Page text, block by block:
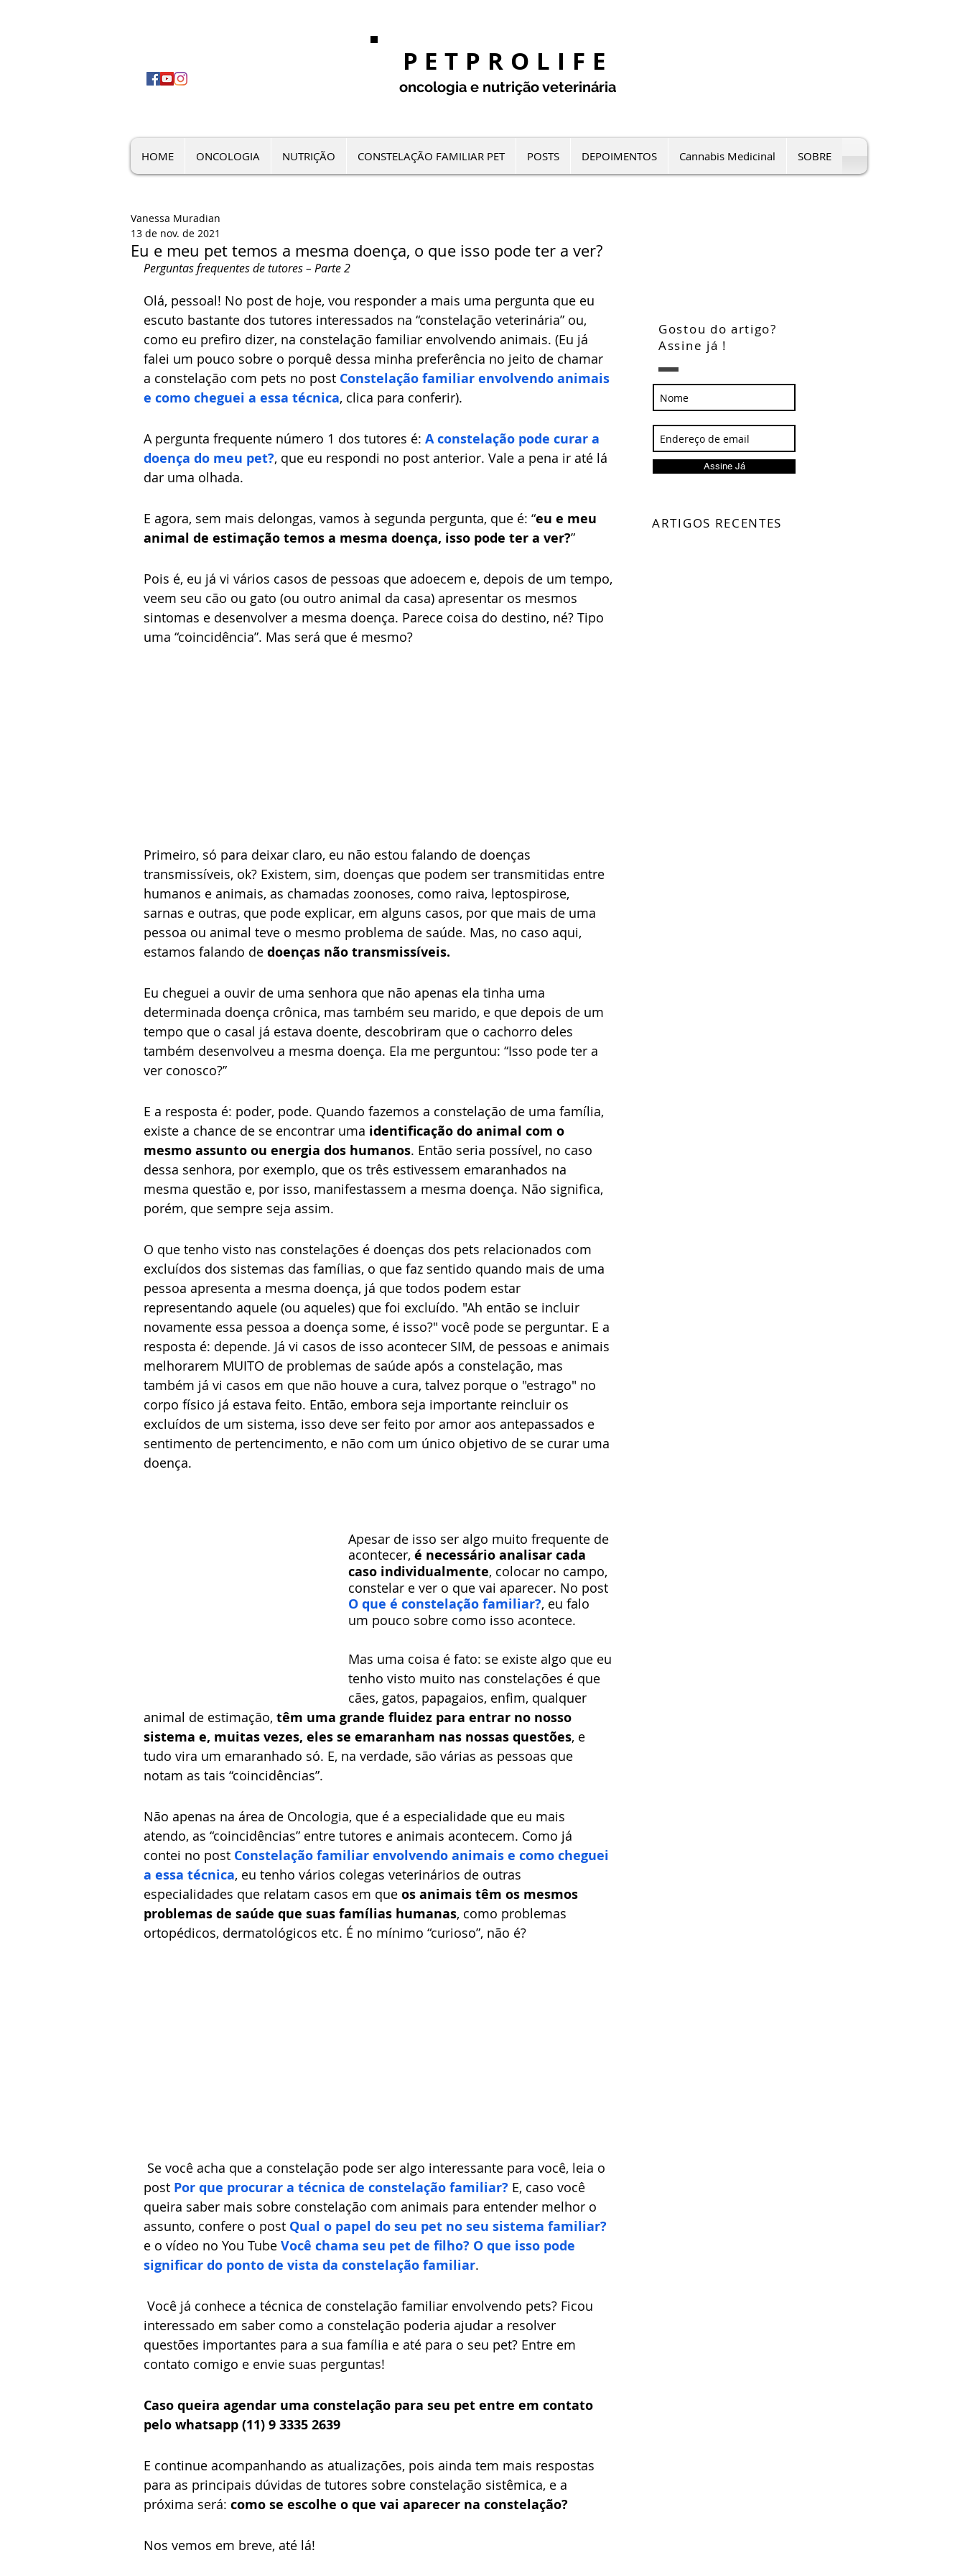
PETPROLIFE
oncologia e nutrição veterinária
HOME ONCOLOGIA NUTRIÇÃO CONSTELAÇÃO FAMILIAR PET POSTS DEPOIMENTOS Cannabis Medicinal SOBRE
Eu e meu pet temos a mesma doença, o que isso pode ter a ver?
Vanessa Muradian
13 de nov. de 2021
Perguntas frequentes de tutores – Parte 2
Olá, pessoal! No post de hoje, vou responder a mais uma pergunta que eu
escuto bastante dos tutores interessados na “constelação veterinária” ou,
como eu prefiro dizer, na constelação familiar envolvendo animais. (Eu já
falei um pouco sobre o porquê dessa minha preferência no jeito de chamar
a constelação com pets no post Constelação familiar envolvendo animais
e como cheguei a essa técnica, clica para conferir).
A pergunta frequente número 1 dos tutores é: A constelação pode curar a
doença do meu pet?, que eu respondi no post anterior. Vale a pena ir até lá
dar uma olhada.
E agora, sem mais delongas, vamos à segunda pergunta, que é: “eu e meu
animal de estimação temos a mesma doença, isso pode ter a ver?”
Pois é, eu já vi vários casos de pessoas que adoecem e, depois de um tempo,
veem seu cão ou gato (ou outro animal da casa) apresentar os mesmos
sintomas e desenvolver a mesma doença. Parece coisa do destino, né? Tipo
uma “coincidência”. Mas será que é mesmo?
Primeiro, só para deixar claro, eu não estou falando de doenças
transmissíveis, ok? Existem, sim, doenças que podem ser transmitidas entre
humanos e animais, as chamadas zoonoses, como raiva, leptospirose,
sarnas e outras, que pode explicar, em alguns casos, por que mais de uma
pessoa ou animal teve o mesmo problema de saúde. Mas, no caso aqui,
estamos falando de doenças não transmissíveis.
Eu cheguei a ouvir de uma senhora que não apenas ela tinha uma
determinada doença crônica, mas também seu marido, e que depois de um
tempo que o casal já estava doente, descobriram que o cachorro deles
também desenvolveu a mesma doença. Ela me perguntou: “Isso pode ter a
ver conosco?”
E a resposta é: poder, pode. Quando fazemos a constelação de uma família,
existe a chance de se encontrar uma identificação do animal com o
mesmo assunto ou energia dos humanos. Então seria possível, no caso
dessa senhora, por exemplo, que os três estivessem emaranhados na
mesma questão e, por isso, manifestassem a mesma doença. Não significa,
porém, que sempre seja assim.
O que tenho visto nas constelações é doenças dos pets relacionados com
excluídos dos sistemas das famílias, o que faz sentido quando mais de uma
pessoa apresenta a mesma doença, já que todos podem estar
representando aquele (ou aqueles) que foi excluído. "Ah então se incluir
novamente essa pessoa a doença some, é isso?" você pode se perguntar. E a
resposta é: depende. Já vi casos de isso acontecer SIM, de pessoas e animais
melhorarem MUITO de problemas de saúde após a constelação, mas
também já vi casos em que não houve a cura, talvez porque o "estrago" no
corpo físico já estava feito. Então, embora seja importante reincluir os
excluídos de um sistema, isso deve ser feito por amor aos antepassados e
sentimento de pertencimento, e não com um único objetivo de se curar uma
doença.
Apesar de isso ser algo muito frequente de
acontecer, é necessário analisar cada
caso individualmente, colocar no campo,
constelar e ver o que vai aparecer. No post
O que é constelação familiar?, eu falo
um pouco sobre como isso acontece.
Mas uma coisa é fato: se existe algo que eu
tenho visto muito nas constelações é que
cães, gatos, papagaios, enfim, qualquer
animal de estimação, têm uma grande fluidez para entrar no nosso
sistema e, muitas vezes, eles se emaranham nas nossas questões, e
tudo vira um emaranhado só. E, na verdade, são várias as pessoas que
notam as tais “coincidências”.
Não apenas na área de Oncologia, que é a especialidade que eu mais
atendo, as “coincidências” entre tutores e animais acontecem. Como já
contei no post Constelação familiar envolvendo animais e como cheguei
a essa técnica, eu tenho vários colegas veterinários de outras
especialidades que relatam casos em que os animais têm os mesmos
problemas de saúde que suas famílias humanas, como problemas
ortopédicos, dermatológicos etc. É no mínimo “curioso”, não é?
post Por que procurar a técnica de constelação familiar? E, caso você
queira saber mais sobre constelação com animais para entender melhor o
assunto, confere o post Qual o papel do seu pet no seu sistema familiar?
e o vídeo no You Tube Você chama seu pet de filho? O que isso pode
significar do ponto de vista da constelação familiar.
interessado em saber como a constelação poderia ajudar a resolver
questões importantes para a sua família e até para o seu pet? Entre em
contato comigo e envie suas perguntas!
Caso queira agendar uma constelação para seu pet entre em contato
pelo whatsapp (11) 9 3335 2639
E continue acompanhando as atualizações, pois ainda tem mais respostas
para as principais dúvidas de tutores sobre constelação sistêmica, e a
próxima será: como se escolhe o que vai aparecer na constelação?
Nos vemos em breve, até lá!
Assine Já
Gostou do artigo?
Assine já !
ARTIGOS RECENTES